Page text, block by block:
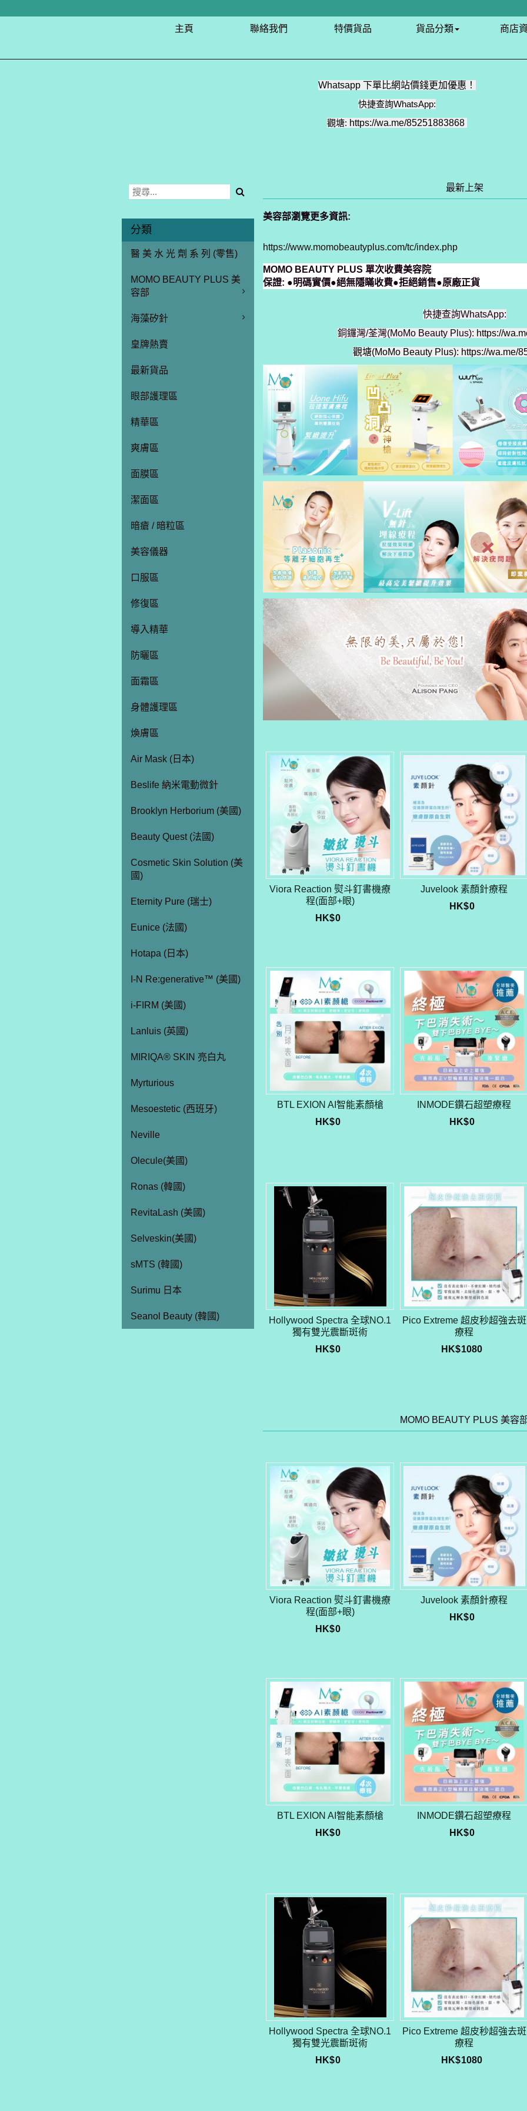
主頁 聯絡我們 特價貨品 貨品分類 商店
Whatsapp 下單比網站價錢更加優惠！
快捷查詢WhatsApp:
觀塘: https://wa.me/85251883868
分類
醫 美 水 光 劑 系 列 (零售)
MOMO BEAUTY PLUS 美
容部
海藻矽針
皇牌熱賣
最新貨品
眼部護理區
精華區
爽膚區
面膜區
潔面區
暗瘡 / 暗粒區
美容儀器
口服區
修復區
導入精華
防曬區
面霜區
身體護理區
煥膚區
Air Mask (日本)
Beslife 納米電動微針
Brooklyn Herborium (美國)
Beauty Quest (法國)
Cosmetic Skin Solution (美
國)
Eternity Pure (瑞士)
Eunice (法國)
Hotapa (日本)
I-N Re:generative™ (美國)
i-FIRM (美國)
Lanluis (英國)
MIRIQA® SKIN 亮白丸
Myrturious
Mesoestetic (西班牙)
Neville
Olecule(美國)
Ronas (韓國)
RevitaLash (美國)
Selveskin(美國)
sMTS (韓國)
Surimu 日本
Seanol Beauty (韓國)
最新上架
美容部瀏覽更多資訊:
https://www.momobeautyplus.com/tc/index.php
MOMO BEAUTY PLUS 單次收費美容院
保證: ●明碼實價●絕無隱瞞收費●拒絕銷售●原廠正貨
快捷查詢WhatsApp:
銅鑼灣/荃灣(MoMo Beauty Plus): https://
觀塘(MoMo Beauty Plus): https://wa.me/
Viora Reaction 熨斗釘書機療
程(面部+眼)
HK$0
Juvelook 素顏針療程
HK$0
BTL EXION AI智能素顏槍
HK$0
INMODE鑽石超塑療程
HK$0
Hollywood Spectra 全球NO.1
獨有雙光震斷斑術
HK$0
Pico Extreme 超皮秒超強去斑
療程
HK$1080
MOMO BEAUTY PLUS 美容
Viora Reaction 熨斗釘書機療
程(面部+眼)
HK$0
Juvelook 素顏針療程
HK$0
BTL EXION AI智能素顏槍
HK$0
INMODE鑽石超塑療程
HK$0
Hollywood Spectra 全球NO.1
獨有雙光震斷斑術
HK$0
Pico Extreme 超皮秒超強去斑
療程
HK$1080